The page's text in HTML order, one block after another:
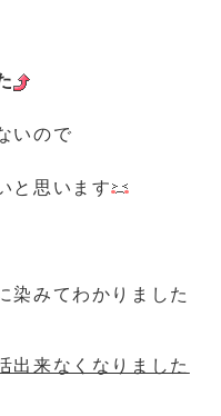
いので
と思います
染みてわかりました
出来なくなりました